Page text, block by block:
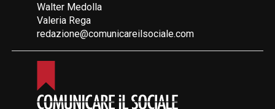
Walter Medolla
Valeria Rega
redazione@comunicareilsociale.com